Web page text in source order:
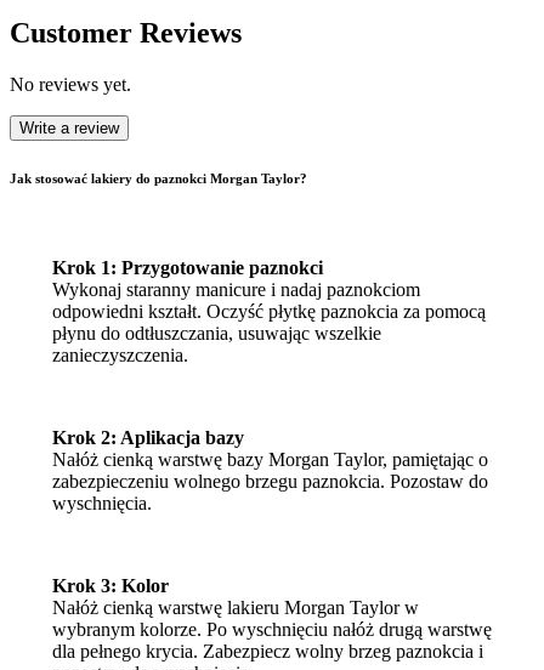
Customer Reviews
No reviews yet.
Write a review
Jak stosować lakiery do paznokci Morgan Taylor?
Krok 1: Przygotowanie paznokci
Wykonaj staranny manicure i nadaj paznokciom
odpowiedni kształt. Oczyść płytkę paznokcia za pomocą
płynu do odtłuszczania, usuwając wszelkie
zanieczyszczenia.
Krok 2: Aplikacja bazy
Nałóż cienką warstwę bazy Morgan Taylor, pamiętając o
zabezpieczeniu wolnego brzegu paznokcia. Pozostaw do
wyschnięcia.
Krok 3: Kolor
Nałóż cienką warstwę lakieru Morgan Taylor w
wybranym kolorze. Po wyschnięciu nałóż drugą warstwę
dla pełnego krycia. Zabezpiecz wolny brzeg paznokcia i